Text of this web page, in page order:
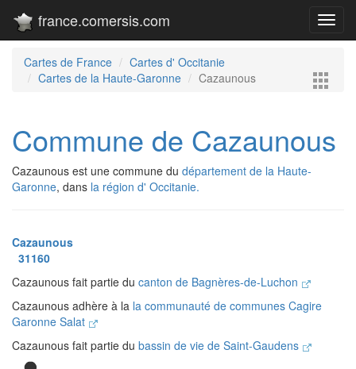
france.comersis.com
Cartes de France
Cartes d' Occitanie
Cartes de la Haute-Garonne
Cazaunous
Commune de Cazaunous
Cazaunous est une commune du département de la Haute-
Garonne, dans la région d' Occitanie.
Cazaunous
31160
Cazaunous fait partie du canton de Bagnères-de-Luchon
Cazaunous adhère à la la communauté de communes Cagire
Garonne Salat
Cazaunous fait partie du bassin de vie de Saint-Gaudens